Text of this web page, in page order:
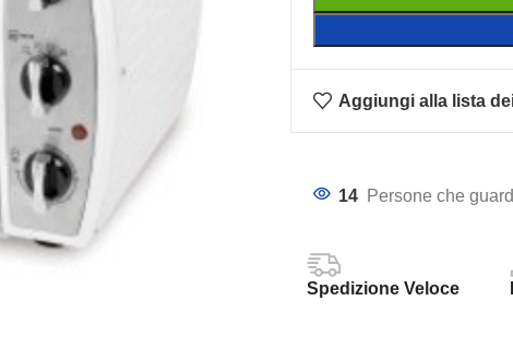
Aggiungi alla lista
14 Persone che
Spedizione Veloce